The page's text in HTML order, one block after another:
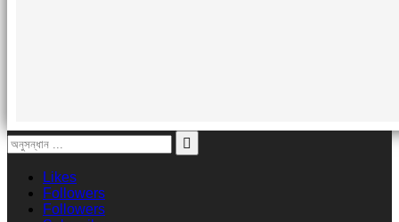
Likes
Followers
Followers